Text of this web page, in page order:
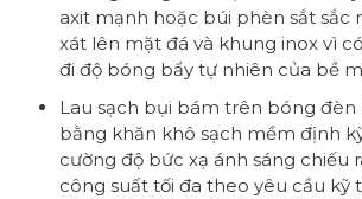
axit mạnh hoặc búi phèn sắt sắc
xát lên mặt đá và khung inox vì
đi độ bóng bẩy tự nhiên của bề
Lau sạch bụi bám trên bóng đèn
bằng khăn khô sạch mềm định
cường độ bức xạ ánh sáng chiếu
công suất tối đa theo yêu cầu kỹ